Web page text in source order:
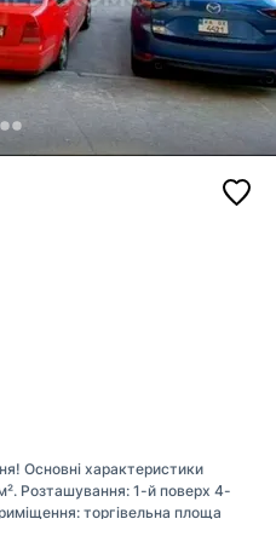
Основні характеристики
Розташування: 1-й поверх 4-
торгівельна площа